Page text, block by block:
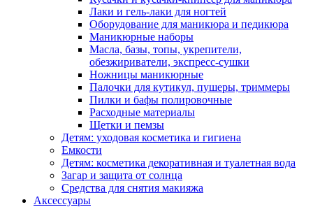
Лаки и гель-лаки для ногтей
Оборудование для маникюра и педикюра
Маникюрные наборы
Масла, базы, топы, укрепители,
обезжириватели, экспресс-сушки
Ножницы маникюрные
Палочки для кутикул, пушеры, триммеры
Пилки и бафы полировочные
Расходные материалы
Щетки и пемзы
Детям: уходовая косметика и гигиена
Емкости
Детям: косметика декоративная и туалетная вода
Загар и защита от солнца
Средства для снятия макияжа
Аксессуары